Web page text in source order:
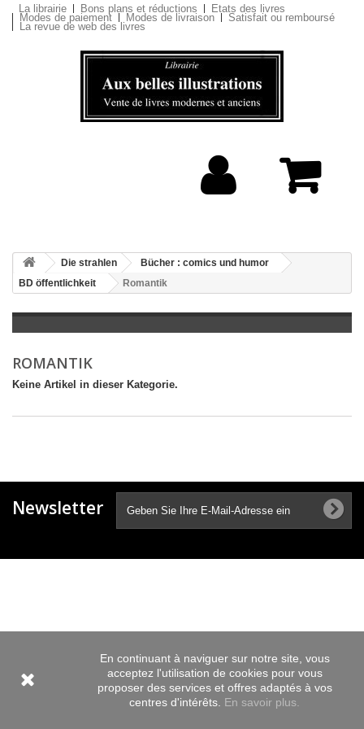
La librairie Bons plans et réductions Etats des livres
Modes de paiement Modes de livraison Satisfait ou remboursé
La revue de web des livres
Die strahlen
Bücher : comics und humor
BD öffentlichkeit
Romantik
ROMANTIK
Keine Artikel in dieser Kategorie.
Newsletter
En continuant à naviguer sur notre site, vous
acceptez l'utilisation de cookies pour vous
proposer des services et offres adaptés à vos
centres d'intérêts. En savoir plus.